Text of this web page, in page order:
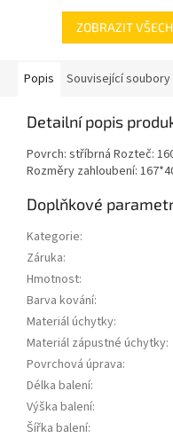
ZOBRAZIT
Popis Související soubory
Detailní popis
Povrch: stříbrná Rozteč:
Rozměry zahloubení:
Doplňkové
Kategorie:
Záruka:
Hmotnost:
Barva kování:
Materiál úchytky:
Materiál zápustné úchytky:
Povrchová úprava:
Délka balení:
Výška balení:
Šířka balení: